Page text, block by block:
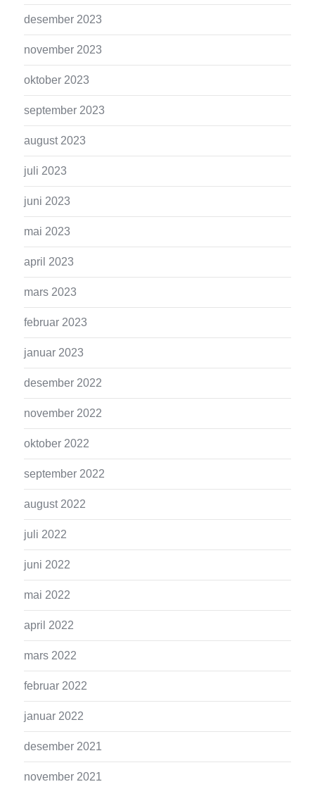
desember 2023
november 2023
oktober 2023
september 2023
august 2023
juli 2023
juni 2023
mai 2023
april 2023
mars 2023
februar 2023
januar 2023
desember 2022
november 2022
oktober 2022
september 2022
august 2022
juli 2022
juni 2022
mai 2022
april 2022
mars 2022
februar 2022
januar 2022
desember 2021
november 2021